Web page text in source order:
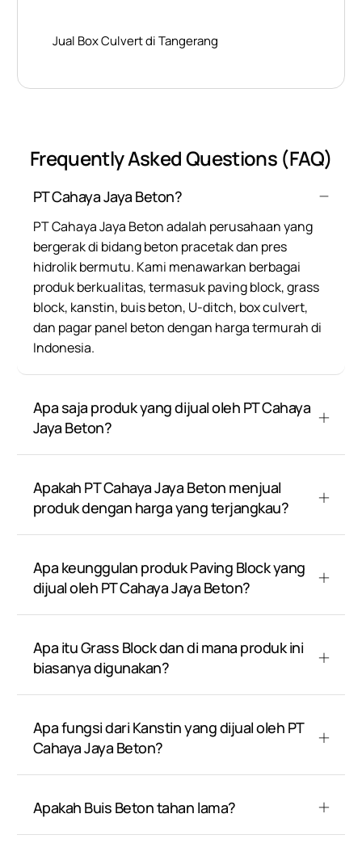
Jual Box Culvert di Tangerang
Frequently Asked Questions (FAQ)
PT Cahaya Jaya Beton?
PT Cahaya Jaya Beton adalah perusahaan yang
bergerak di bidang beton pracetak dan pres
hidrolik bermutu. Kami menawarkan berbagai
produk berkualitas, termasuk paving block, grass
block, kanstin, buis beton, U-ditch, box culvert,
dan pagar panel beton dengan harga termurah di
Indonesia.
Apa saja produk yang dijual oleh PT Cahaya
Jaya Beton?
Apakah PT Cahaya Jaya Beton menjual
produk dengan harga yang terjangkau?
Apa keunggulan produk Paving Block yang
dijual oleh PT Cahaya Jaya Beton?
Apa itu Grass Block dan di mana produk ini
biasanya digunakan?
Apa fungsi dari Kanstin yang dijual oleh PT
Cahaya Jaya Beton?
Apakah Buis Beton tahan lama?